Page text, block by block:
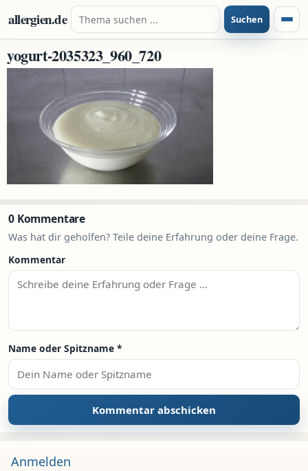
Zum Inhalt springen
allergien.de Suche nach: Suchen
yogurt-2035323_960_720
0 Kommentare
Was hat dir geholfen? Teile deine Erfahrung oder deine Frage.
Kommentar
Name oder Spitzname *
Anmelden